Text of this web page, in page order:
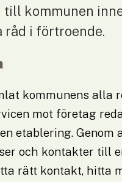
till kommunen
råd i förtroende.
kommunens alla
mot företag
etablering.
och kontakter till
rätt kontakt, hitta